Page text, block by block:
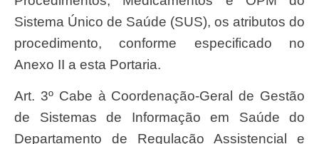
Sistema Único de Saúde (SUS), os atributos do
procedimento, conforme especificado no
Anexo II a esta Portaria.
Art. 3º Cabe à Coordenação-Geral de Gestão
de Sistemas de Informação em Saúde do
Departamento de Regulação Assistencial e